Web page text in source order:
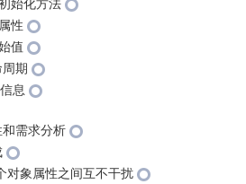
始化方法
性
值
期
息
需求分析
对象属性之间互不干扰